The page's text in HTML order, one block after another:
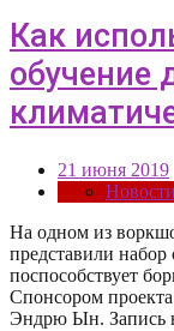
Как
обучение
21 июня 2019
Новости
На одном из
представили
поспособствует
Спонсором
Эндрю Ын. Запись